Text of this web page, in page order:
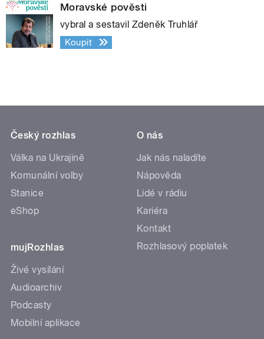
Moravské pověsti
vybral a sestavil Zdeněk Truhlář
Koupit
Český rozhlas
Válka na Ukrajině
Komunální volby
Stanice
eShop
mujRozhlas
Živé vysílání
Audioarchiv
Podcasty
Mobilní aplikace
O nás
Jak nás naladíte
Nápověda
Lidé v rádiu
Kariéra
Kontakt
Rozhlasový poplatek